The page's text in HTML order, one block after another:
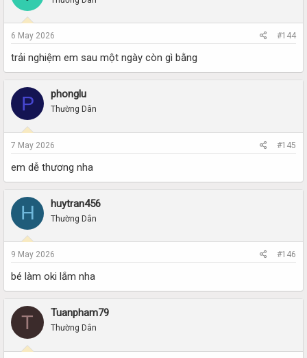
6 May 2026 #144
trải nghiệm em sau một ngày còn gì bằng
P phonglu
Thường Dân
7 May 2026 #145
em dễ thương nha
H huytran456
Thường Dân
9 May 2026 #146
bé làm oki lắm nha
T Tuanpham79
Thường Dân